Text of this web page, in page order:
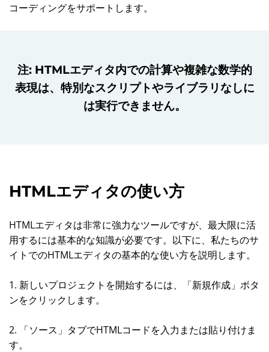
コーディングをサポートします。
注: HTMLエディタ内での計算や複雑な数学的
表現は、特別なスクリプトやライブラリなしに
は実行できません。
HTMLエディタの使い方
HTMLエディタは非常に強力なツールですが、最大限に活
用するには基本的な知識が必要です。以下に、私たちのサ
イトでのHTMLエディタの基本的な使い方を説明します。
1. 新しいプロジェクトを開始するには、「新規作成」ボタ
ンをクリックします。
2. 「ソース」タブでHTMLコードを入力または貼り付けま
す。